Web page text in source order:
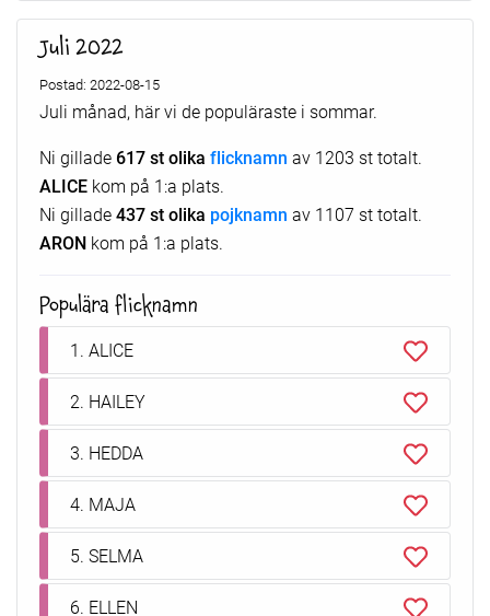
Juli 2022
Postad: 2022-08-15
Juli månad, här vi de populäraste i sommar.
Ni gillade 617 st olika flicknamn av 1203 st totalt.
ALICE kom på 1:a plats.
Ni gillade437 st olika pojknamn av 1107 st totalt.
ARON kom på 1:a plats.
Populära flicknamn
1. ALICE
2. HAILEY
3. HEDDA
4. MAJA
5. SELMA
6. ELLEN